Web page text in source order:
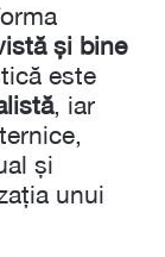
și bine
este
, iar
și
unui